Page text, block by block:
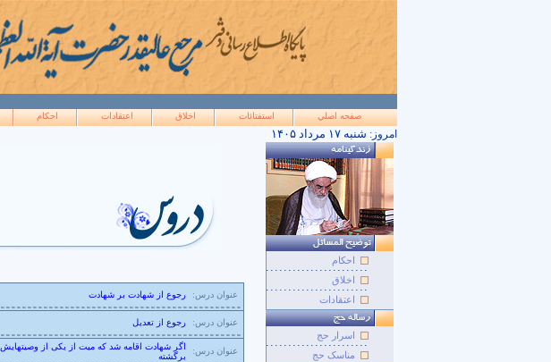
صفحه اصلي استفتائات اخلاق اعتقادات احکام
امروز: ۱۴۰۵ شنبه ۱۷ مرداد
عنوان درس: رجوع از شهادت بر شهادت
عنوان درس: رجوع از تعدیل
عنوان درس:
اگر شهادت اقامه شد که میت از یکی از وصیتهایش
برگشته
احکام
اخلاق
اعتقادات
اسرار حج
مناسک حج